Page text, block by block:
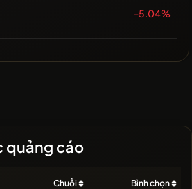
-5.04%
quảng cáo
Chuỗi Bình chọn